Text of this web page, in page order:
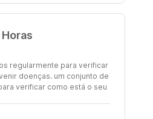
regularmente para verificar
doenças. um conjunto de
verificar como está o seu